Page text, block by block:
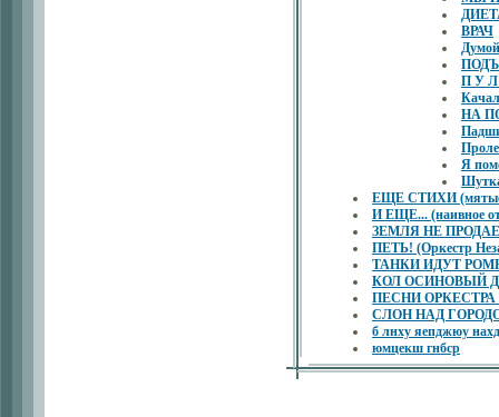
ВРАЧ
П У Л
НА
Я
ЕЩЕ СТИХИ (мятые
И ЕЩЕ... (наивное
ЗЕМЛЯ НЕ
ПЕТЬ! (Оркестр
ТАНКИ ИДУТ
КОЛ ОСИНОВЫЙ
ПЕСНИ
СЛОН НАД ГОРОДОМ
б лнху яепджюу
юмцекш гнбср